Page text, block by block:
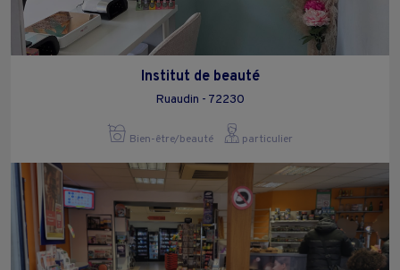
Institut de beauté
Ruaudin - 72230
Bien-être/beauté particulier